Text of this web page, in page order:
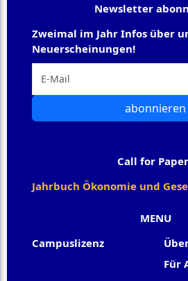
MENU
Campuslizenz
Für
Newsletter
Zweimal im Jahr Infos über
Neuerscheinungen!
abonnieren
Call for
Jahrbuch Ökonomie und